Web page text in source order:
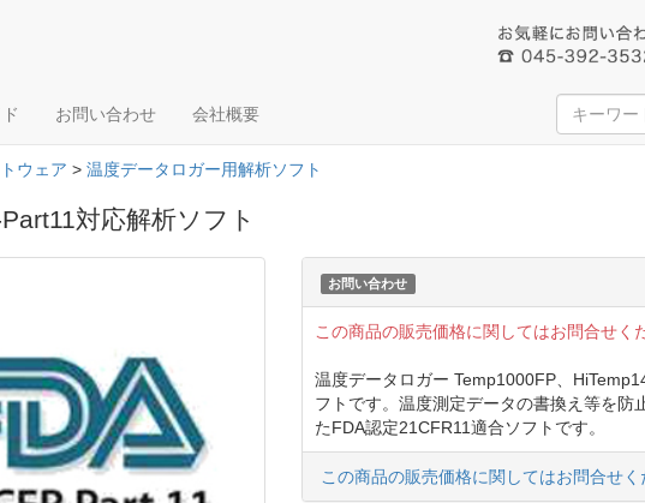
お問い合わせ 会社概要
ウェア > 温度データロガー用解析ソフト
対応解析ソフト
お問い合わせ
この商品の販売価格に関してはお問合せく
温度データロガー Temp1000FP、
フトです。温度測定データの書換え等を防
たFDA認定21CFR11適合ソフトです。
この商品の販売価格に関してはお問合せく